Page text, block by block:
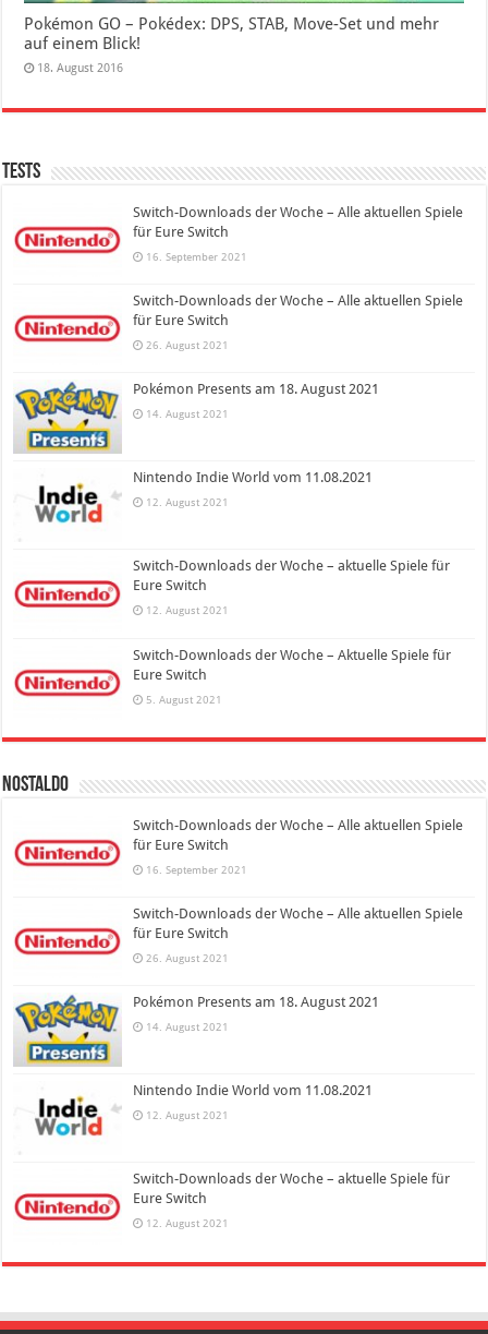
Pokémon GO – Pokédex: DPS, STAB, Move-Set und mehr
auf einem Blick!
18. August 2016
Tests
Switch-Downloads der Woche – Alle aktuellen Spiele
für Eure Switch
16. September 2021
Switch-Downloads der Woche – Alle aktuellen Spiele
für Eure Switch
26. August 2021
Pokémon Presents am 18. August 2021
14. August 2021
Nintendo Indie World vom 11.08.2021
12. August 2021
Switch-Downloads der Woche – aktuelle Spiele für
Eure Switch
12. August 2021
Switch-Downloads der Woche – Aktuelle Spiele für
Eure Switch
5. August 2021
Nostaldo
Switch-Downloads der Woche – Alle aktuellen Spiele
für Eure Switch
16. September 2021
Switch-Downloads der Woche – Alle aktuellen Spiele
für Eure Switch
26. August 2021
Pokémon Presents am 18. August 2021
14. August 2021
Nintendo Indie World vom 11.08.2021
12. August 2021
Switch-Downloads der Woche – aktuelle Spiele für
Eure Switch
12. August 2021